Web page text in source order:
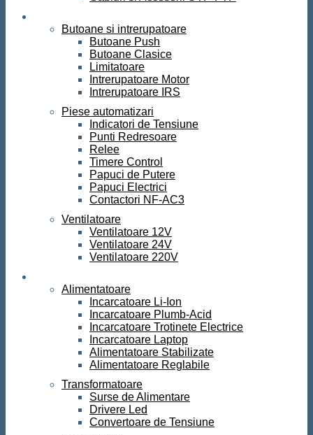
Butoane si intrerupatoare
Butoane Push
Butoane Clasice
Limitatoare
Intrerupatoare Motor
Intrerupatoare IRS
Piese automatizari
Indicatori de Tensiune
Punti Redresoare
Relee
Timere Control
Papuci de Putere
Papuci Electrici
Contactori NF-AC3
Ventilatoare
Ventilatoare 12V
Ventilatoare 24V
Ventilatoare 220V
Alimentatoare
Incarcatoare Li-Ion
Incarcatoare Plumb-Acid
Incarcatoare Trotinete Electrice
Incarcatoare Laptop
Alimentatoare Stabilizate
Alimentatoare Reglabile
Transformatoare
Surse de Alimentare
Drivere Led
Convertoare de Tensiune